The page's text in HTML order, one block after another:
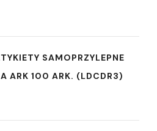
SAMOPRZYLEPNE
ARK 100 ARK. (LDCDR3)